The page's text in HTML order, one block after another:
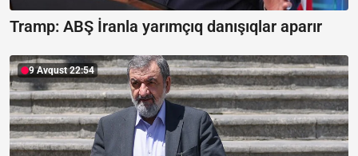
Tramp: ABŞ İranla yarımçıq danışıqlar aparır
9 Avqust 22:54